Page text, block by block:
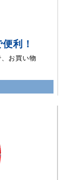
利！
お買い物